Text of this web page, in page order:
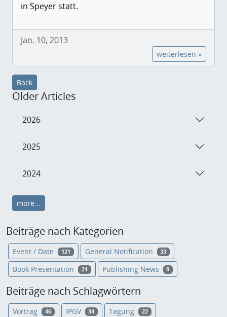
in Speyer statt.
Jan. 10, 2013
weiterlesen »
Back
Older Articles
2026
2025
2024
more...
Beiträge nach Kategorien
Event / Date 121 General Notification 33
Book Presentation 21 Publishing News 9
Beiträge nach Schlagwörtern
Vortrag 46 IPGV 34 Tagung 22